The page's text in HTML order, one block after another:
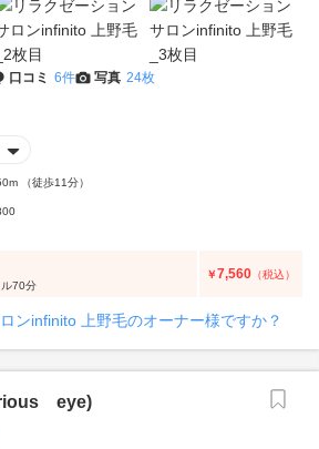
口コミ 6件 写真 24枚
（徒歩11分）
70分
￥7,560 （税込）
ンinfinito 上野毛のオーナー様ですか？
eye)